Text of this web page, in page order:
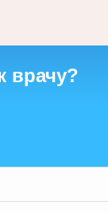
врачу?